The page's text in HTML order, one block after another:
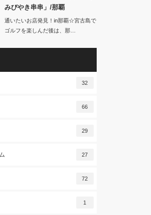
みびやき串串」/那覇
通いたいお店発見！in那覇☆宮古島で
ゴルフを楽しんだ後は、那…
32
66
29
27
72
1